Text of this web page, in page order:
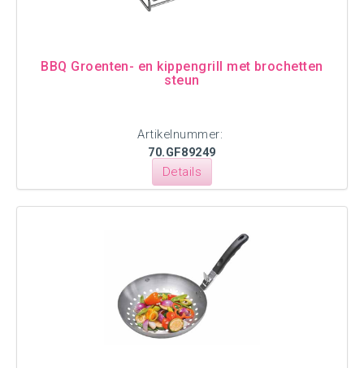
BBQ Groenten- en kippengrill met brochetten
steun
Artikelnummer:
70.GF89249
Details